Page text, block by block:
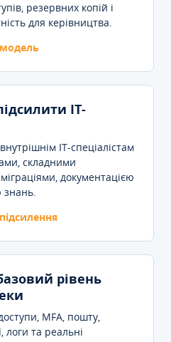
резервних копій і
для керівництва.
IT-
IT-спеціалістам
складними
документацією
знань.
рівень
MFA, пошту,
логи та реальні